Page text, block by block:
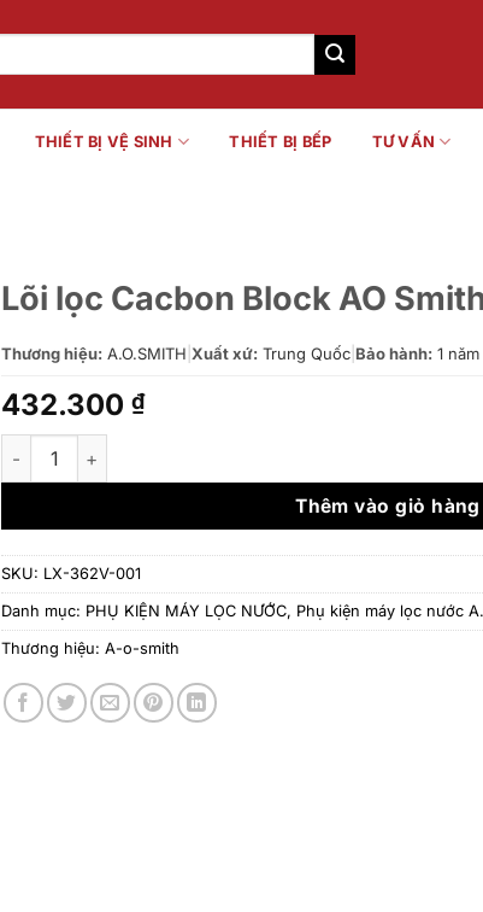
THIẾT BỊ VỆ SINH THIẾT BỊ BẾP TƯ VẤN
Lõi lọc Cacbon Block AO
Thương hiệu: A.O.SMITH Xuất xứ: Trung Quốc Bảo hành: 1 năm
432.300 ₫
Lõi lọc Cacbon Block AO Smith LX-362V-001 số lượng
Thêm vào giỏ hàng
SKU: LX-362V-001
Danh mục: PHỤ KIỆN MÁY LỌC NƯỚC, Phụ kiện máy lọc nước
Thương hiệu: A-o-smith